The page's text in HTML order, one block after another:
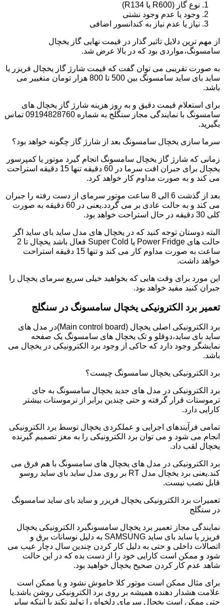
نوع گاز (R600 یا R134)
وجود یا عدم وجود نشتی
نیاز یا عدم نیاز به کندانسور اضافی
از مهم ترین دلایل تاثیر گذار در قیمت نهایی گاز یخچال
سامسونگ،مواردی بود که در بالا عرض شد.
به صورت تقریبی می توان گفت که قیمت شارژ گاز یخچال فریزر یا
ساید بای ساید سامسونگ بین 500 تا 800 هزار تومان متغییر می
باشد.
برای استعلام قیمت دقیق و به روز هزینه شارژ گاز یخچال های
سامسونگ با نمایندگی مجاز سنگلج به شماره 09194828760 تماس
بگیرید.
سرما سازی یخچال سامسونگ بعد از شارژ گاز چگونه خواهد بود؟
زمانی که شارژ گاز یخچال سامسونگ انجام گیرد موتور یا کمپرسور
یخچال برای جبران افت سرما در 60 دقیقه تنها 15 دقیقه استراحت
می کند و به صورت مداوم کار خواهد کرد.
بعد از گذشت 6 الی 8 ساعت موتور سرمای از دست رفته را جبران
می کند و به حالت عادی بر می گردد.یعنی در 60 دقیقه به صورت
کلی 30 دقیقه در حال استراحت خواهد بود.
البته دوستان توجه کنید که در یخچال های مدل ساید بای ساید اگر
حالت های Power Fridge یا Super Cold فعال باشد یخچال تا 2
ساعت به صورت مداوم کار می کند و تنها 15 دقیقه استراحت
خواهد داشت.
این مورد برای وقت هایی که بخواهید خیلی سریع سرمای یخچال را
جبران کنید مفید خواهد بود.
تعمیر برد الکترونیکی یخچال سامسونگ در سنگلج
برد الکترونیکی اصلی یخچال (Main control board)در مدل های
ساید بای ساید،دوقلو و تک یخچال های سامسونگ یک صفحه
نمایشگر وجود دارد که حاکی از وجود برد الکترونیکی در یخچال می
باشد.
برد الکترونیکی یخچال سامسونگ چیست؟
برد الکترونیکی در مدل های جدید یخچال سامسونگ به جای
ترموستات قرار گرفته و حتی چندین برابر از ترموستات بیشتر
کارایی دارد.
تمامی فرآیندهای اجرایی و عملکردی یخچال توسط برد الکترونیکی
انجام می شود و می توان برد الکترونیکی را به مغز تصمیم گیرنده
یخچال لقب داد.
برد الکترونیکی در مدل های یخچال های سامسونگ با هم فرق می
کند.یعنی برد یخچال مدل RT بر روی مدل ساید بای ساید روسو
قابل نصب نیست.
تعمیرات برد الکترونیکی یخچال فریزر و ساید بای ساید سامسونگ
در سنگلج
نمایندگی مجاز تعمیر برد یخچال سامسونگبرد الکترونیکی یخچال
فریزر یا ساید بای ساید SAMSUNG به دلیل نوسانات برق و
اتصالات داخلی و حتی به دلیل کار کردن چندین سال دچار عیب می
شود و ممکن است کارایی خود را از دست بده که در این حالت
شاهد عدم کار کردن صحیح یخچال خواهید بود.
برای مثال ممکن است موتور کلا خاموش نشود و یا ممکن است
علامت هشدار دهنده همیشه بر روی برد الکترونیکی روشن باشد.یا
حتی ممکن است یخچال سرمای دلخواه را تولید نکند با اینکه سایر